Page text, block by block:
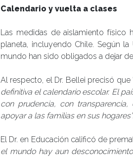
Calendario y vuelta a clases
Las medidas de aislamiento
planeta, incluyendo Chile. Según
mundo han sido obligados a dejar
Al respecto, el Dr. Bellei precisó que
definitiva el calendario escolar. El
con prudencia, con
apoyar a las familias en sus
El Dr. en Educación calificó de
el mundo hay aun